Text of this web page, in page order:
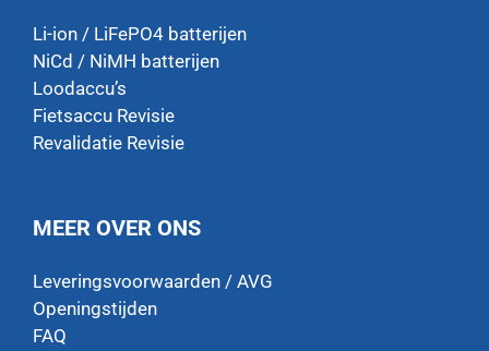
Li-ion / LiFePO4 batterijen
NiCd / NiMH batterijen
Loodaccu’s
Fietsaccu Revisie
Revalidatie Revisie
MEER OVER ONS
Leveringsvoorwaarden / AVG
Openingstijden
FAQ